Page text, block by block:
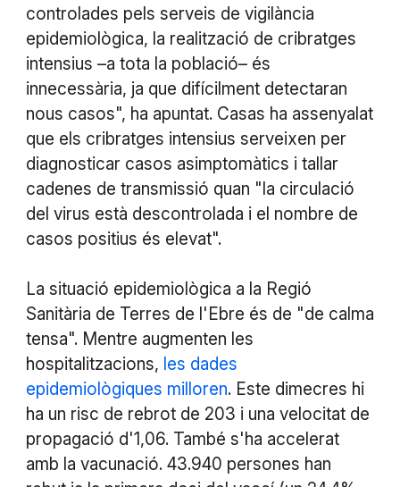
controlades pels serveis de vigilància
epidemiològica, la realització de cribratges
intensius –a tota la població– és
innecessària, ja que difícilment detectaran
nous casos", ha apuntat. Casas ha assenyalat
que els cribratges intensius serveixen per
diagnosticar casos asimptomàtics i tallar
cadenes de transmissió quan "la circulació
del virus està descontrolada i el nombre de
casos positius és elevat".
La situació epidemiològica a la Regió
Sanitària de Terres de l'Ebre és de "de calma
tensa". Mentre augmenten les
hospitalitzacions, les dades
epidemiològiques milloren. Este dimecres hi
ha un risc de rebrot de 203 i una velocitat de
propagació d'1,06. També s'ha accelerat
amb la vacunació. 43.940 persones han